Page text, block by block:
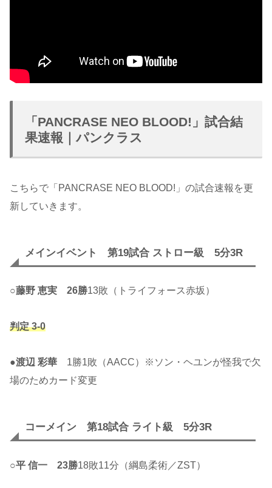
「PANCRASE NEO BLOOD!」試合結
果速報｜パンクラス
こちらで「PANCRASE NEO BLOOD!」の試合速報を更
新していきます。
メインイベント 第19試合 ストロー級 5分3R
○藤野 恵実 26勝13敗（トライフォース赤坂）
判定 3-0
●渡辺 彩華 1勝1敗（AACC）※ソン・ヘユンが怪我で欠
場のためカード変更
コーメイン 第18試合 ライト級 5分3R
○平 信一 23勝18敗11分（綱島柔術／ZST）